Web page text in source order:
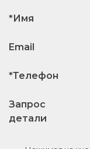
*Имя
Email
*Телефон
Запрос
детали